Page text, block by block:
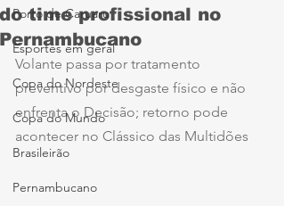
Porto de Caruaru
Esportes em geral
Copa do Nordeste
Copa do Mundo
Brasileirão
Pernambucano
do time profissional no
Pernambucano
Volante passa por tratamento
preventivo por desgaste físico e não
enfrenta o Decisão; retorno pode
acontecer no Clássico das Multidões